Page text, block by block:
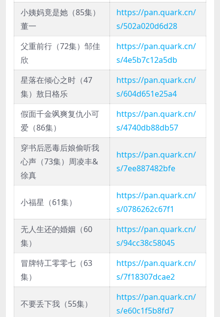
小姨妈竟是她（85集）
董一
https://pan.quark.cn/
s/502a020d6d28
父重前行（72集）邹佳
欣
https://pan.quark.cn/
s/4e5b7c12a5db
星落在倾心之时（47
集）敖日格乐
https://pan.quark.cn/
s/604d651e25a4
假面千金飒爽复仇小可
爱（86集）
https://pan.quark.cn/
s/4740db88db57
穿书后恶毒后娘偷听我
心声（73集）周凌丰&
徐真
https://pan.quark.cn/
s/7ee887482bfe
小福星（61集）
https://pan.quark.cn/
s/0786262c67f1
无人生还的婚姻（60
集）
https://pan.quark.cn/
s/94cc38c58045
冒牌特工零零七（63
集）
https://pan.quark.cn/
s/7f18307dcae2
不要丢下我（55集）
https://pan.quark.cn/
s/e60c1f5b8fd7